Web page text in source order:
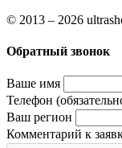
© 2013 – 2026
Обратный звонок
Ваше имя
Телефон
Ваш регион
Комментарий к